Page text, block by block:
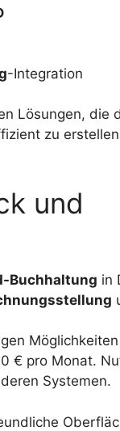
-Integration
Lösungen, die
zu
und
Buchhaltung in
€ pro Monat.
Systemen.